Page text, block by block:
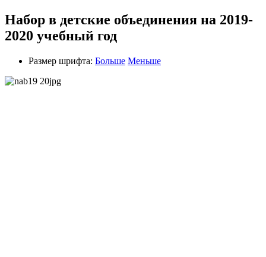
Набор в детские объединения на 2019-
2020 учебный год
Размер шрифта: Больше Меньше